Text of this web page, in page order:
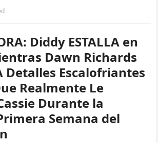
Diddy ESTALLA en
Dawn Richards
Detalles Escalofriantes
Realmente Le
Durante la
Semana del